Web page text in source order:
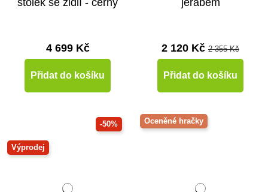
stolek se židlí - černý
4 699 Kč
Přidat do košíku
jeřábem
2 120 Kč 2 355 Kč
Přidat do košíku
-50%
Výprodej
Oceněné hračky